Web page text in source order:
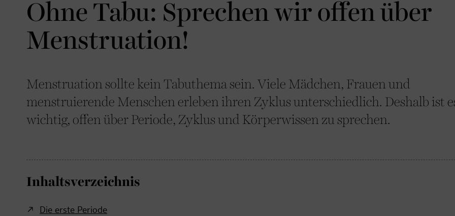
Ohne Tabu: Sprechen wir offen über
Menstruation!
Menstruation sollte kein Tabuthema sein. Viele Mädchen, Frauen und
menstruierende Menschen erleben ihren Zyklus unterschiedlich. Deshalb ist
wichtig, offen über Periode, Zyklus und Körperwissen zu sprechen.
Inhaltsverzeichnis
Die erste Periode